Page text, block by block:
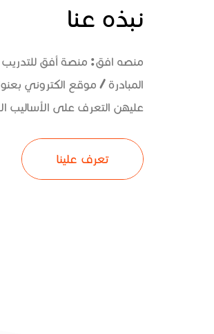
نبذه عنا
منصه افق: منصة أفق للتدريب
المبادرة / موقع الكتروني
عليهن التعرف على الأساليب
تعرف علينا